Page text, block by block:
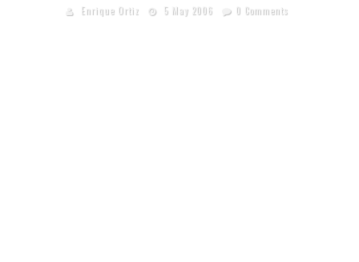
Enrique Ortiz 5 May 2006 0 Comments